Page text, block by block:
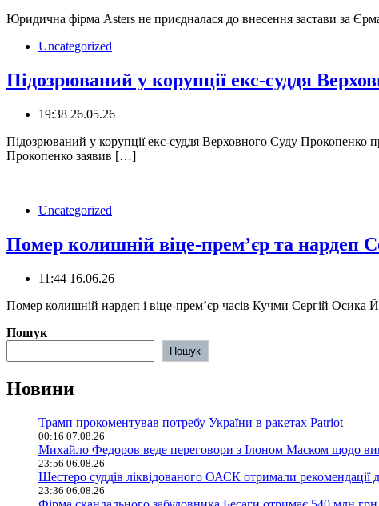
Юридична фірма Asters не приєдналася до внесення застави за
Uncategorized
Підозрюваний у корупції екс-суддя
19:38 26.05.26
Підозрюваний у корупції екс-суддя Верховного Суду Прокопенко
Прокопенко заявив […]
Uncategorized
Помер колишній віце-прем’єр та нардеп
11:44 16.06.26
️Помер колишній нардеп і віце-премʼєр часів Кучми Сергій Осика
Пошук
Пошук
Новини
Трамп прокоментував потребу України в ракетах Patriot
00:16 07.08.26
Михайло Федоров веде переговори з Ілоном Маском щодо
23:56 06.08.26
Шестеро суддів ліквідованого ОАСК отримали рекомендації
23:36 06.08.26